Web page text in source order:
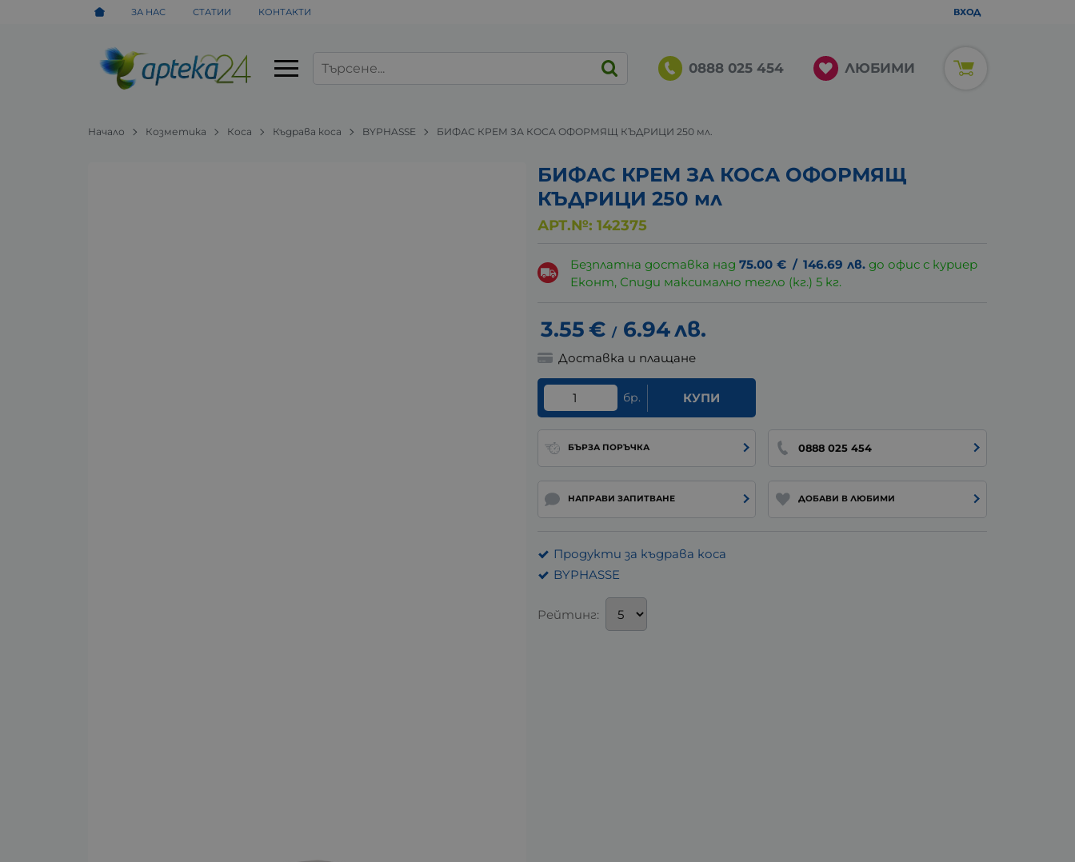
ЗА НАС СТАТИИ КОНТАКТИ ВХОД
0888 025 454 ЛЮБИМИ
Начало Козметика Коса Къдрава коса BYPHASSE БИФАС КРЕМ ЗА КОСА ОФОРМЯЩ КЪДРИЦИ 250 мл.
БИФАС КРЕМ ЗА КОСА ОФОРМЯЩ
КЪДРИЦИ 250 мл
АРТ.№: 142375
Безплатна доставка над75.00 € / 146.69 лв. до офис с куриер
Еконт, Спиди максимално тегло (кг.) 5 кг.
3.55€ / 6.94лв.
Доставка и плащане
бр. КУПИ
БЪРЗА ПОРЪЧКА 0888 025 454
НАПРАВИ ЗАПИТВАНЕ ДОБАВИ В ЛЮБИМИ
Продукти за къдрава коса
BYPHASSE
Рейтинг: